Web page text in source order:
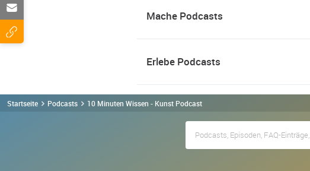
Mache Podcasts
Erlebe Podcasts
Startseite Podcasts 10 Minuten Wissen - Kunst Podcast